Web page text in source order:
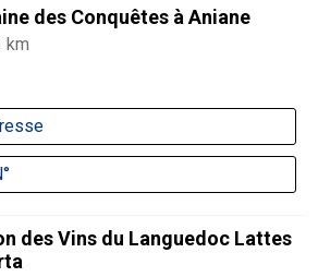
des Conquêtes à Aniane
km
des Vins du Languedoc Lattes